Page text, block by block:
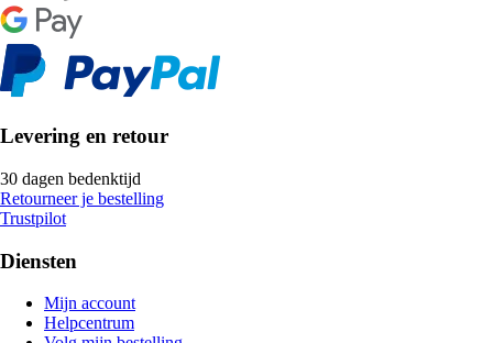
Levering en retour
30 dagen bedenktijd
Retourneer je bestelling
Trustpilot
Diensten
Mijn account
Helpcentrum